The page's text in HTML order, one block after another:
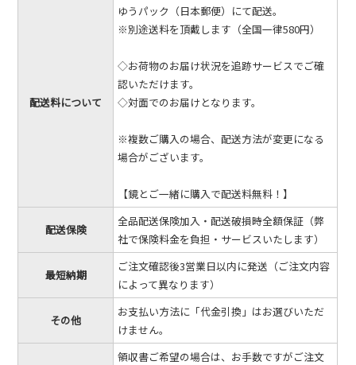
配送料について
ゆうパック（日本郵便）にて配送。
※別途送料を頂戴します（全国一律580円）
◇お荷物のお届け状況を追跡サービスでご確
認いただけます。
◇対面でのお届けとなります。
※複数ご購入の場合、配送方法が変更になる
場合がございます。
【鏡とご一緒に購入で配送料無料！】
配送保険
全品配送保険加入・配送破損時全額保証（弊
社で保険料金を負担・サービスいたします）
最短納期
ご注文確認後3営業日以内に発送（ご注文内容
によって異なります）
その他
お支払い方法に「代金引換」はお選びいただ
けません。
領収書ご希望の場合は、お手数ですがご注文